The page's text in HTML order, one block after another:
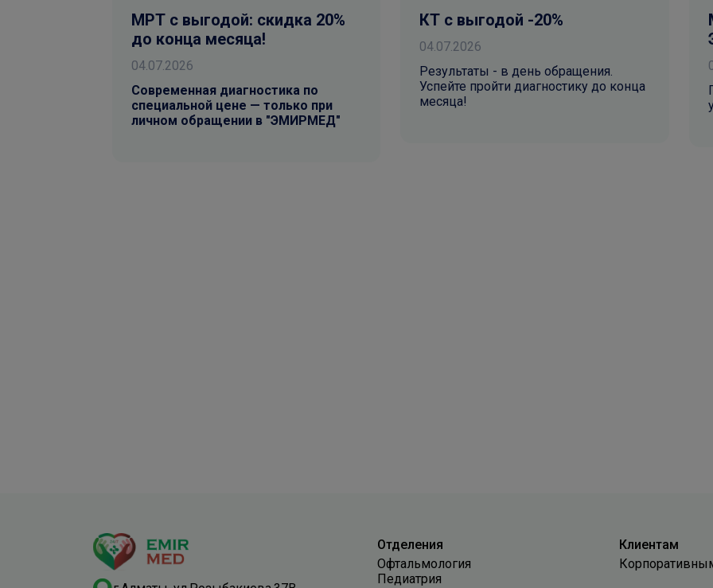
МРТ с выгодой: скидка 20%
до конца месяца!
04.07.2026
Современная диагностика по
специальной цене — только при
личном обращении в "ЭМИРМЕД"
КТ с выгодой -20%
04.07.2026
Результаты - в день обращения.
Успейте пройти диагностику до конца
месяца!
Отделения
Офтальмология
Педиатрия
Клиентам